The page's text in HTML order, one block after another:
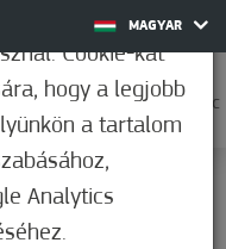
MAGYAR
0
21,1°C
Cookie-kat
hogy a legjobb
a tartalom
Analytics